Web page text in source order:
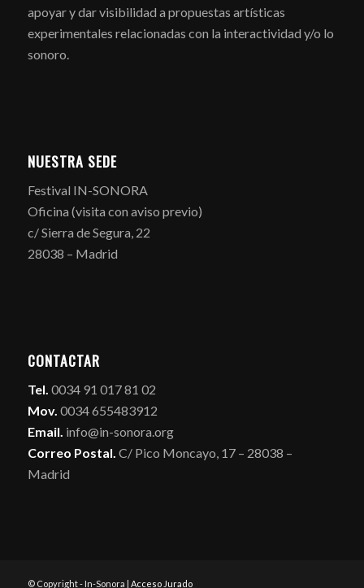
apoyar y dar visibilidad a propuestas artísticas
experimentales relacionadas con la interactividad y/o lo
sonoro.
NUESTRA SEDE
Festival IN-SONORA
Oficina (visita con aviso previo)
c/ Sierra de Segura, 22
28038 – Madrid
CONTACTAR
Tel. 0034 91 017 81 02
Mov. 0034 655483912
Email. info@in-sonora.org
Correo Postal. C/ Pico Moncayo, 17 – 28038 –
Madrid
© Copyright - In-Sonora | Acceso Jurado